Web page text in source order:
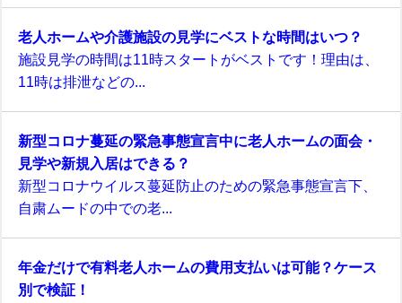
老人ホームや介護施設の見学にベストな時間はいつ？
施設見学の時間は11時スタートがベストです！理由は、
11時は排泄などの...
新型コロナ蔓延の緊急事態宣言中に老人ホームの面会・
見学や新規入居はできる？
新型コロナウイルス蔓延防止のための緊急事態宣言下、
自粛ムードの中での老...
年金だけで有料老人ホームの費用支払いは可能？ケース
別で検証！